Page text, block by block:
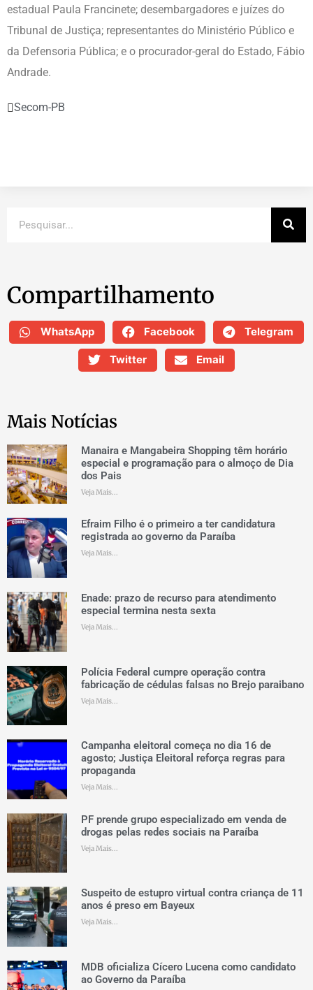
estadual Paula Francinete; desembargadores e juízes do
Tribunal de Justiça; representantes do Ministério Público e
da Defensoria Pública; e o procurador-geral do Estado, Fábio
Andrade.
Secom-PB
Compartilhamento
WhatsApp Facebook Telegram
Twitter Email
Mais Notícias
Manaira e Mangabeira Shopping têm horário
especial e programação para o almoço de Dia
dos Pais
Veja Mais...
Efraim Filho é o primeiro a ter candidatura
registrada ao governo da Paraíba
Veja Mais...
Enade: prazo de recurso para atendimento
especial termina nesta sexta
Veja Mais...
Polícia Federal cumpre operação contra
fabricação de cédulas falsas no Brejo paraibano
Veja Mais...
Campanha eleitoral começa no dia 16 de
agosto; Justiça Eleitoral reforça regras para
propaganda
Veja Mais...
PF prende grupo especializado em venda de
drogas pelas redes sociais na Paraíba
Veja Mais...
Suspeito de estupro virtual contra criança de 11
anos é preso em Bayeux
Veja Mais...
MDB oficializa Cícero Lucena como candidato
ao Governo da Paraíba